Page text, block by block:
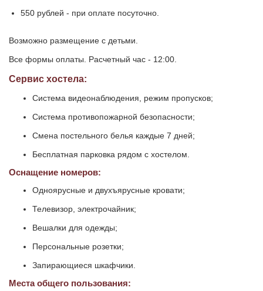
550 рублей - при оплате посуточно.
Возможно размещение с детьми.
Все формы оплаты. Расчетный час - 12:00.
Сервис хостела:
Система видеонаблюдения, режим пропусков;
Система противопожарной безопасности;
Смена постельного белья каждые 7 дней;
Бесплатная парковка рядом с хостелом.
Оснащение номеров:
Одноярусные и двухъярусные кровати;
Телевизор, электрочайник;
Вешалки для одежды;
Персональные розетки;
Запирающиеся шкафчики.
Места общего пользования: